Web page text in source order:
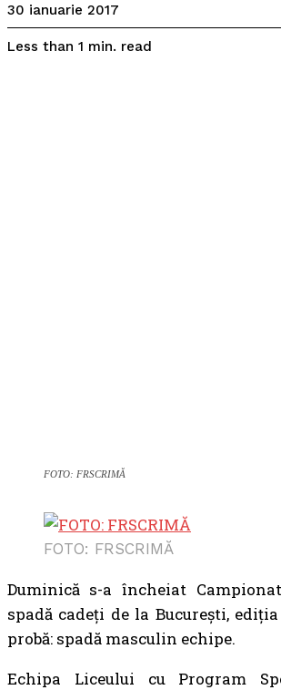
30 ianuarie 2017
Less than 1 min. read
FOTO: FRSCRIMĂ
FOTO: FRSCRIMĂ
Duminică s-a încheiat
spadă cadeți de la București,
probă: spadă masculin echipe.
Echipa Liceului cu Program